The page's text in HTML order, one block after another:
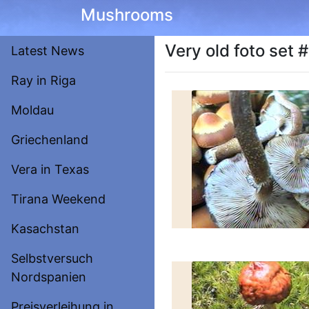
Mushrooms
Latest News
Ray in Riga
Moldau
Griechenland
Vera in Texas
Tirana Weekend
Kasachstan
Selbstversuch
Nordspanien
Very old foto set